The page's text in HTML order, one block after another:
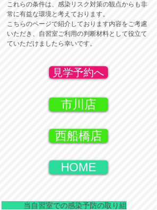
これらの条件は、感染リスク対策の観点からも非
常に有益な環境と考えております。
こちらのページで紹介しております内容をご考慮
いただき、自習室ご利用の判断材料として役立て
ていただけましたら幸いです。
見学予約へ
市川店
西船橋店
HOME
当自習室での感染予防の取り組